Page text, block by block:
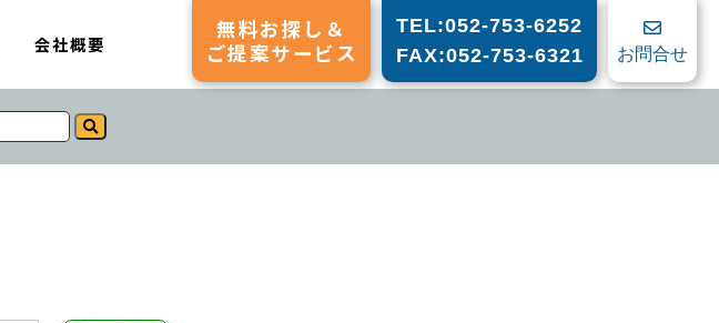
会社概要
無料お探し＆
ご提案サービス
TEL:052-753-6252
FAX:052-753-6321
お問合せ